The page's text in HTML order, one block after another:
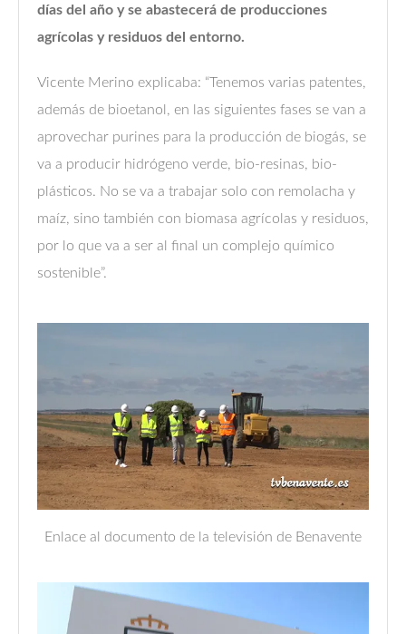
días del año y se abastecerá de producciones
agrícolas y residuos del entorno.
Vicente Merino explicaba: “Tenemos varias patentes,
además de bioetanol, en las siguientes fases se van a
aprovechar purines para la producción de biogás, se
va a producir hidrógeno verde, bio-resinas, bio-
plásticos. No se va a trabajar solo con remolacha y
maíz, sino también con biomasa agrícolas y residuos,
por lo que va a ser al final un complejo químico
sostenible”.
Enlace al documento de la televisión de Benavente